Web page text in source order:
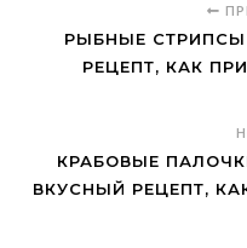
РЫБНЫЕ
РЕЦЕПТ, КАК
КРАБОВЫЕ
ВКУСНЫЙ РЕЦЕПТ,